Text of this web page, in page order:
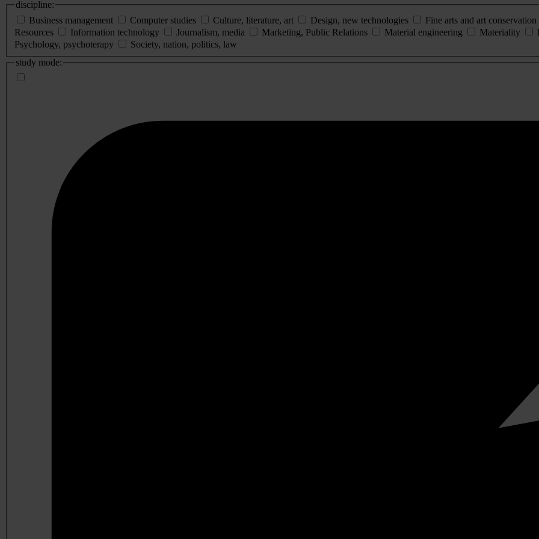
discipline:
Business management
Computer studies Culture, literature, art Design, new technologies
Fine arts and art conservation
Resources
Information technology Journalism, media Marketing, Public Relations Material engineering Materiality
Psychology, psychoterapy
Society, nation, politics, law
study mode: